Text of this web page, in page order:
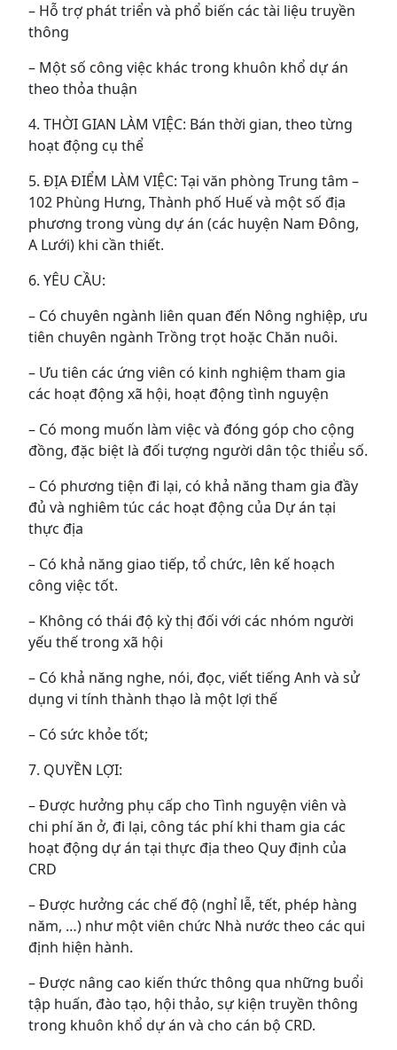
– Hỗ trợ phát triển và phổ biến các tài liệu truyền
thông
– Một số công việc khác trong khuôn khổ dự án
theo thỏa thuận
4. THỜI GIAN LÀM VIỆC: Bán thời gian, theo từng
hoạt động cụ thể
5. ĐỊA ĐIỂM LÀM VIỆC: Tại văn phòng Trung tâm –
102 Phùng Hưng, Thành phố Huế và một số địa
phương trong vùng dự án (các huyện Nam Đông,
A Lưới) khi cần thiết.
6. YÊU CẦU:
– Có chuyên ngành liên quan đến Nông nghiệp, ưu
tiên chuyên ngành Trồng trọt hoặc Chăn nuôi.
– Ưu tiên các ứng viên có kinh nghiệm tham gia
các hoạt động xã hội, hoạt động tình nguyện
– Có mong muốn làm việc và đóng góp cho cộng
đồng, đặc biệt là đối tượng người dân tộc thiểu số.
– Có phương tiện đi lại, có khả năng tham gia đầy
đủ và nghiêm túc các hoạt động của Dự án tại
thực địa
– Có khả năng giao tiếp, tổ chức, lên kế hoạch
công việc tốt.
– Không có thái độ kỳ thị đối với các nhóm người
yếu thế trong xã hội
– Có khả năng nghe, nói, đọc, viết tiếng Anh và sử
dụng vi tính thành thạo là một lợi thế
– Có sức khỏe tốt;
7. QUYỀN LỢI:
– Được hưởng phụ cấp cho Tình nguyện viên và
chi phí ăn ở, đi lại, công tác phí khi tham gia các
hoạt động dự án tại thực địa theo Quy định của
CRD
– Được hưởng các chế độ (nghỉ lễ, tết, phép hàng
năm, …) như một viên chức Nhà nước theo các qui
định hiện hành.
– Được nâng cao kiến thức thông qua những buổi
tập huấn, đào tạo, hội thảo, sự kiện truyền thông
trong khuôn khổ dự án và cho cán bộ CRD.